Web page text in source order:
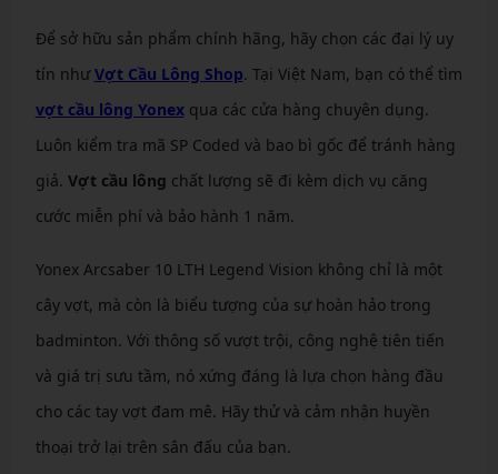
Để sở hữu sản phẩm chính hãng, hãy chọn các đại lý uy
tín nhưVợt Cầu Lông Shop. Tại Việt Nam, bạn có thể tìm
vợt cầu lông Yonexqua các cửa hàng chuyên dụng.
Luôn kiểm tra mã SP Coded và bao bì gốc để tránh hàng
giả. Vợt cầu lông chất lượng sẽ đi kèm dịch vụ căng
cước miễn phí và bảo hành 1 năm.
Yonex Arcsaber 10 LTH Legend Vision không chỉ là một
cây vợt, mà còn là biểu tượng của sự hoàn hảo trong
badminton. Với thông số vượt trội, công nghệ tiên tiến
và giá trị sưu tầm, nó xứng đáng là lựa chọn hàng đầu
cho các tay vợt đam mê. Hãy thử và cảm nhận huyền
thoại trở lại trên sân đấu của bạn.